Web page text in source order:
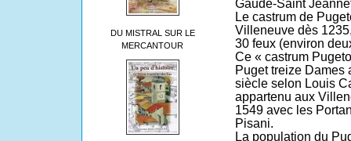
DU MISTRAL SUR LE
MERCANTOUR
Gaude-Saint
Le castrum de
Villeneuve dès
30 feux (environ
Ce « castrum
Puget treize Dames
siècle selon Louis
appartenu aux
1549 avec les
Pisani.
La population du